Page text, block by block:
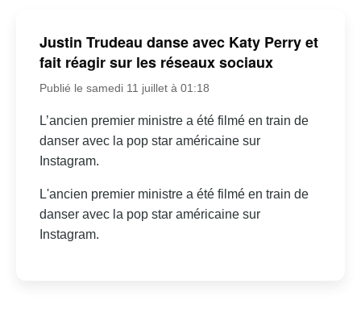
Justin Trudeau danse avec Katy Perry et
fait réagir sur les réseaux sociaux
Publié le samedi 11 juillet à 01:18
L’ancien premier ministre a été filmé en train de
danser avec la pop star américaine sur
Instagram.
L'ancien premier ministre a été filmé en train de
danser avec la pop star américaine sur
Instagram.